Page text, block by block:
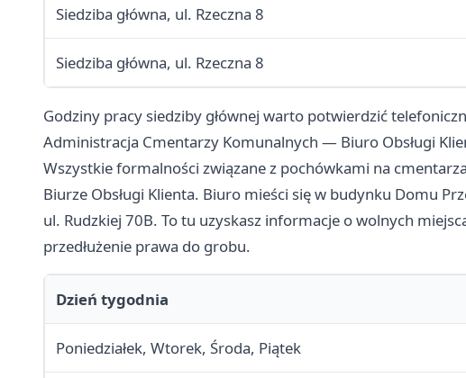
Siedziba główna, ul. Rzeczna 8
Siedziba główna, ul. Rzeczna 8
Godziny pracy siedziby głównej warto potwierdzić
Administracja Cmentarzy Komunalnych — Biuro Obsługi
Wszystkie formalności związane z pochówkami na
Biurze Obsługi Klienta. Biuro mieści się w budynku Domu
ul. Rudzkiej 70B. To tu uzyskasz informacje o wolnych
przedłużenie prawa do grobu.
Dzień tygodnia
Poniedziałek, Wtorek, Środa, Piątek